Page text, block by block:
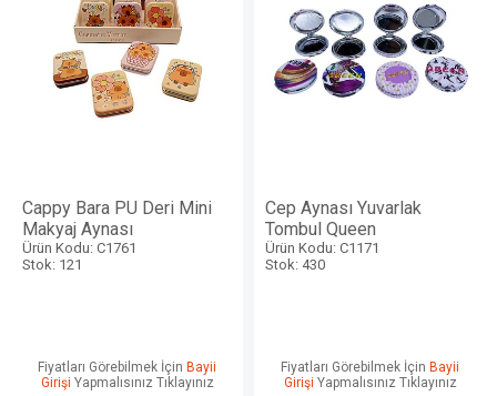
Cappy Bara PU Deri Mini
Makyaj Aynası
Ürün Kodu: C1761
Stok: 121
Fiyatları Görebilmek İçin Bayii
Girişi Yapmalısınız Tıklayınız
Cep Aynası Yuvarlak
Tombul Queen
Ürün Kodu: C1171
Stok: 430
Fiyatları Görebilmek İçin Bayii
Girişi Yapmalısınız Tıklayınız